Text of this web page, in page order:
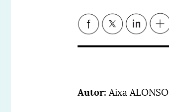
Autor:Aixa ALONSO